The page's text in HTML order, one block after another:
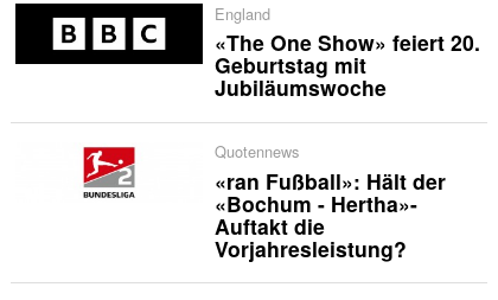
England
«The One Show» feiert 20.
Geburtstag mit
Jubiläumswoche
Quotennews
«ran Fußball»: Hält der
«Bochum - Hertha»-
Auftakt die
Vorjahresleistung?